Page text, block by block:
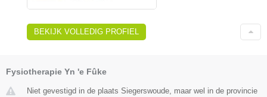
BEKIJK VOLLEDIG PROFIEL
Fysiotherapie Yn 'e Fûke
Niet gevestigd in de plaats Siegerswoude, maar wel in de provincie